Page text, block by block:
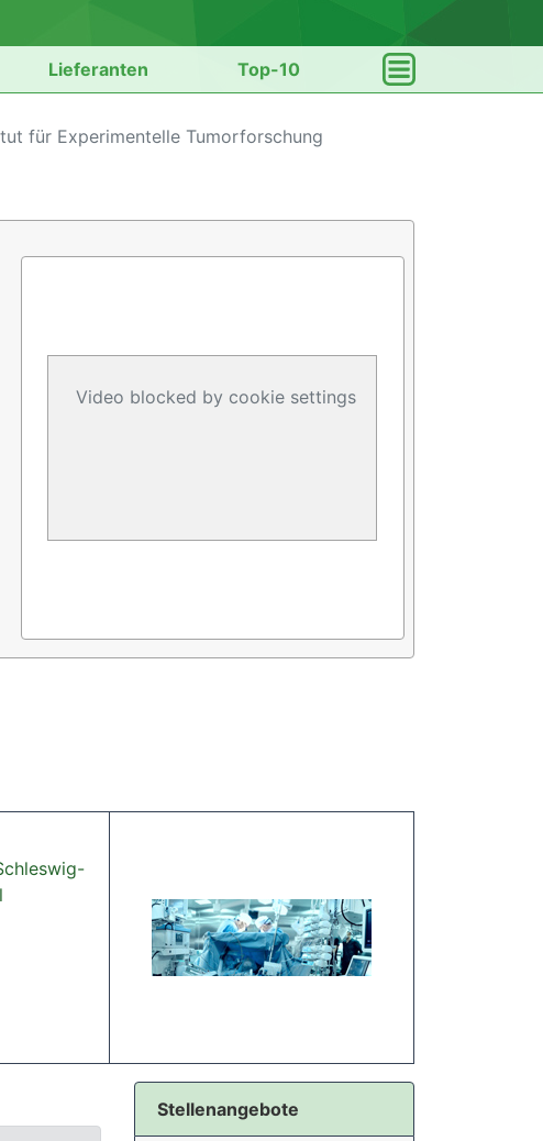
Lieferanten Top-10
für Experimentelle Tumorforschung
Video blocked by cookie settings
Stellenangebote